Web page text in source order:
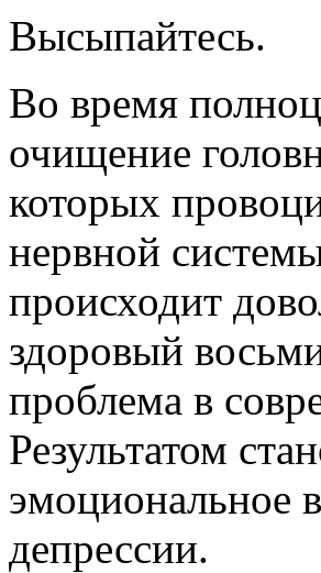
Высыпайтесь.
Во время
очищение
которых
нервной
происходит
здоровый
проблема в
Результатом
эмоциональное
депрессии.